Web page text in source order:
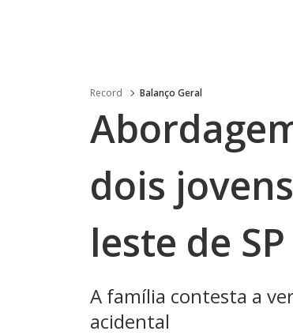
Record Balanço Geral
dois
leste de SP
A família contesta a
acidental